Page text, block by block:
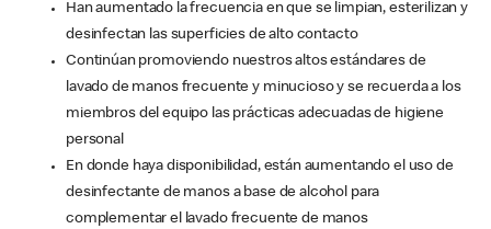
Han aumentado la frecuencia en que se limpian, esterilizan y
desinfectan las superficies de alto contacto
Continúan promoviendo nuestros altos estándares de
lavado de manos frecuente y minucioso y se recuerda a los
miembros del equipo las prácticas adecuadas de higiene
personal
En donde haya disponibilidad, están aumentando el uso de
desinfectante de manos a base de alcohol para
complementar el lavado frecuente de manos